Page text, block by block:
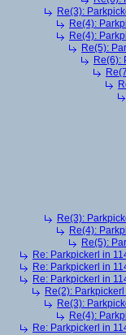
Re(3):
Re(4):
Re(4):
Re(5):
Re(6):
Re(3):
Re(4):
Re(5):
Re: Parkpickerl in
Re: Parkpickerl in
Re: Parkpickerl in
Re(2):
Re(3):
Re(4):
Re: Parkpickerl in